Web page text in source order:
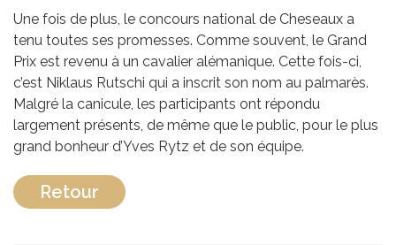
Une fois de plus, le concours national de Cheseaux a
tenu toutes ses promesses. Comme souvent, le Grand
Prix est revenu à un cavalier alémanique. Cette fois-ci,
c’est Niklaus Rutschi qui a inscrit son nom au palmarès.
Malgré la canicule, les participants ont répondu
largement présents, de même que le public, pour le plus
grand bonheur d’Yves Rytz et de son équipe.
Retour